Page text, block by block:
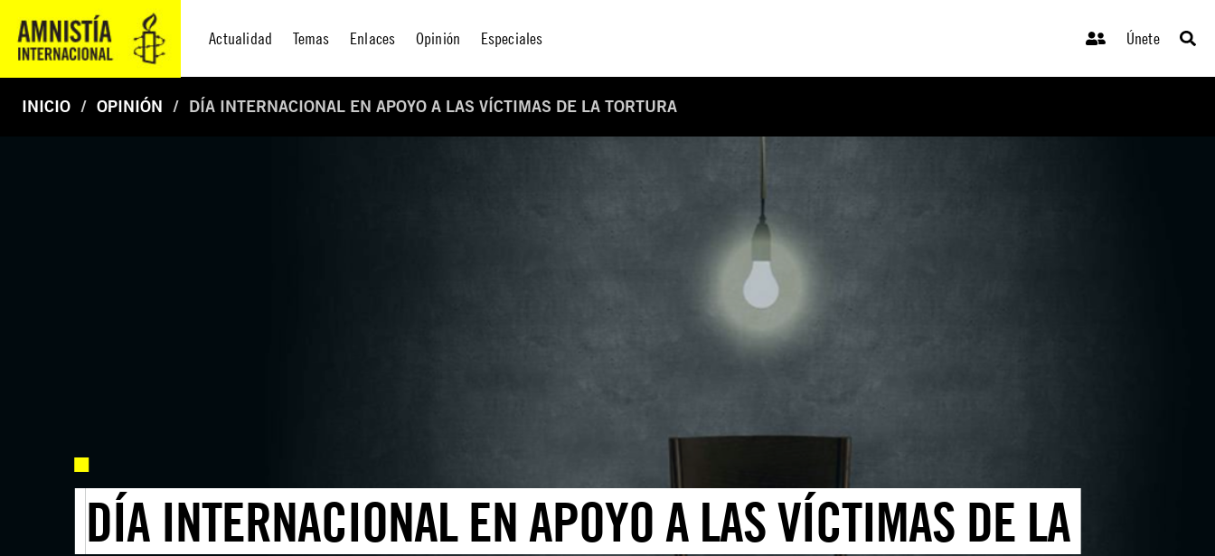
Actualidad Temas Enlaces Opinión Especiales Únete
INICIO OPINIÓN DÍA INTERNACIONAL EN APOYO A LAS VÍCTIMAS DE LA TORTURA
DÍA INTERNACIONAL EN APOYO A LAS VÍCTIMAS DE LA